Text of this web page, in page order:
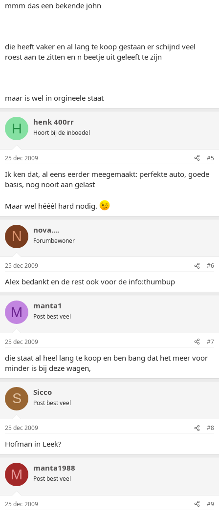
mmm das een bekende john
die heeft vaker en al lang te koop gestaan er schijnd veel
roest aan te zitten en n beetje uit geleeft te zijn
maar is wel in orgineele staat
H henk 400rr
Hoort bij de inboedel
25 dec 2009 #5
Ik ken dat, al eens eerder meegemaakt: perfekte auto, goede
basis, nog nooit aan gelast
Maar wel hééél hard nodig.
N nova....
Forumbewoner
25 dec 2009 #6
Alex bedankt en de rest ook voor de info:thumbup
M manta1
Post best veel
25 dec 2009 #7
die staat al heel lang te koop en ben bang dat het meer voor
minder is bij deze wagen,
S Sicco
Post best veel
25 dec 2009 #8
Hofman in Leek?
M manta1988
Post best veel
25 dec 2009 #9